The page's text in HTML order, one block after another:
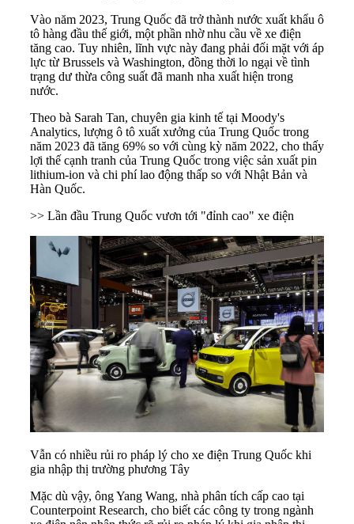
Vào năm 2023, Trung Quốc đã trở thành nước xuất khẩu ô
tô hàng đầu thế giới, một phần nhờ nhu cầu về xe điện
tăng cao. Tuy nhiên, lĩnh vực này đang phải đối mặt với áp
lực từ Brussels và Washington, đồng thời lo ngại về tình
trạng dư thừa công suất đã manh nha xuất hiện trong
nước.
Theo bà Sarah Tan, chuyên gia kinh tế tại Moody's
Analytics, lượng ô tô xuất xưởng của Trung Quốc trong
năm 2023 đã tăng 69% so với cùng kỳ năm 2022, cho thấy
lợi thế cạnh tranh của Trung Quốc trong việc sản xuất pin
lithium-ion và chi phí lao động thấp so với Nhật Bản và
Hàn Quốc.
>> Lần đầu Trung Quốc vươn tới "đỉnh cao" xe điện
Vẫn có nhiều rủi ro pháp lý cho xe điện Trung Quốc khi
gia nhập thị trường phương Tây
Mặc dù vậy, ông Yang Wang, nhà phân tích cấp cao tại
Counterpoint Research, cho biết các công ty trong ngành